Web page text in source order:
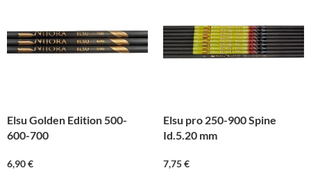
Elsu Golden Edition 500-
600-700
6,90€
Elsu pro 250-900 Spine
Id.5.20 mm
7,75€